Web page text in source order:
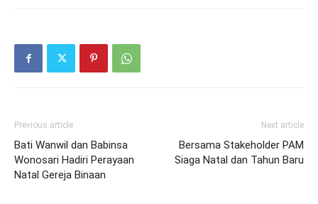
Previous article
Bati Wanwil dan Babinsa
Wonosari Hadiri Perayaan
Natal Gereja Binaan
Next article
Bersama Stakeholder PAM
Siaga Natal dan Tahun Baru